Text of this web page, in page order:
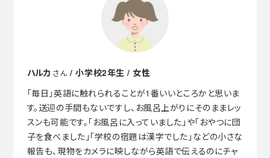
ハルカ さん/ 小学校2年生 / 女性
「毎日」英語に触れられることが1番いいところかと思いま
す。送迎の手間もないですし、お風呂上がりにそのままレッ
スンも可能です。「お風呂に入っていました」や「おやつに団
子を食べました」「学校の宿題は漢字でした」などの小さな
報告も、現物をカメラに映しながら英語で伝えるのにチャ